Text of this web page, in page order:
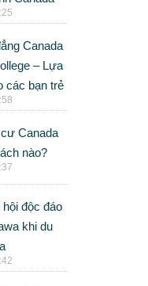
Canada
– Lựa
các bạn trẻ
Canada
nào?
độc đáo
khi du